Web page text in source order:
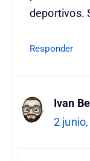
deportivos.
Responder
Ivan
2